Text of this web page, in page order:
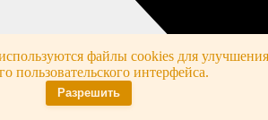
файлы cookies для улучшения
пользовательского интерфейса.
Разрешить